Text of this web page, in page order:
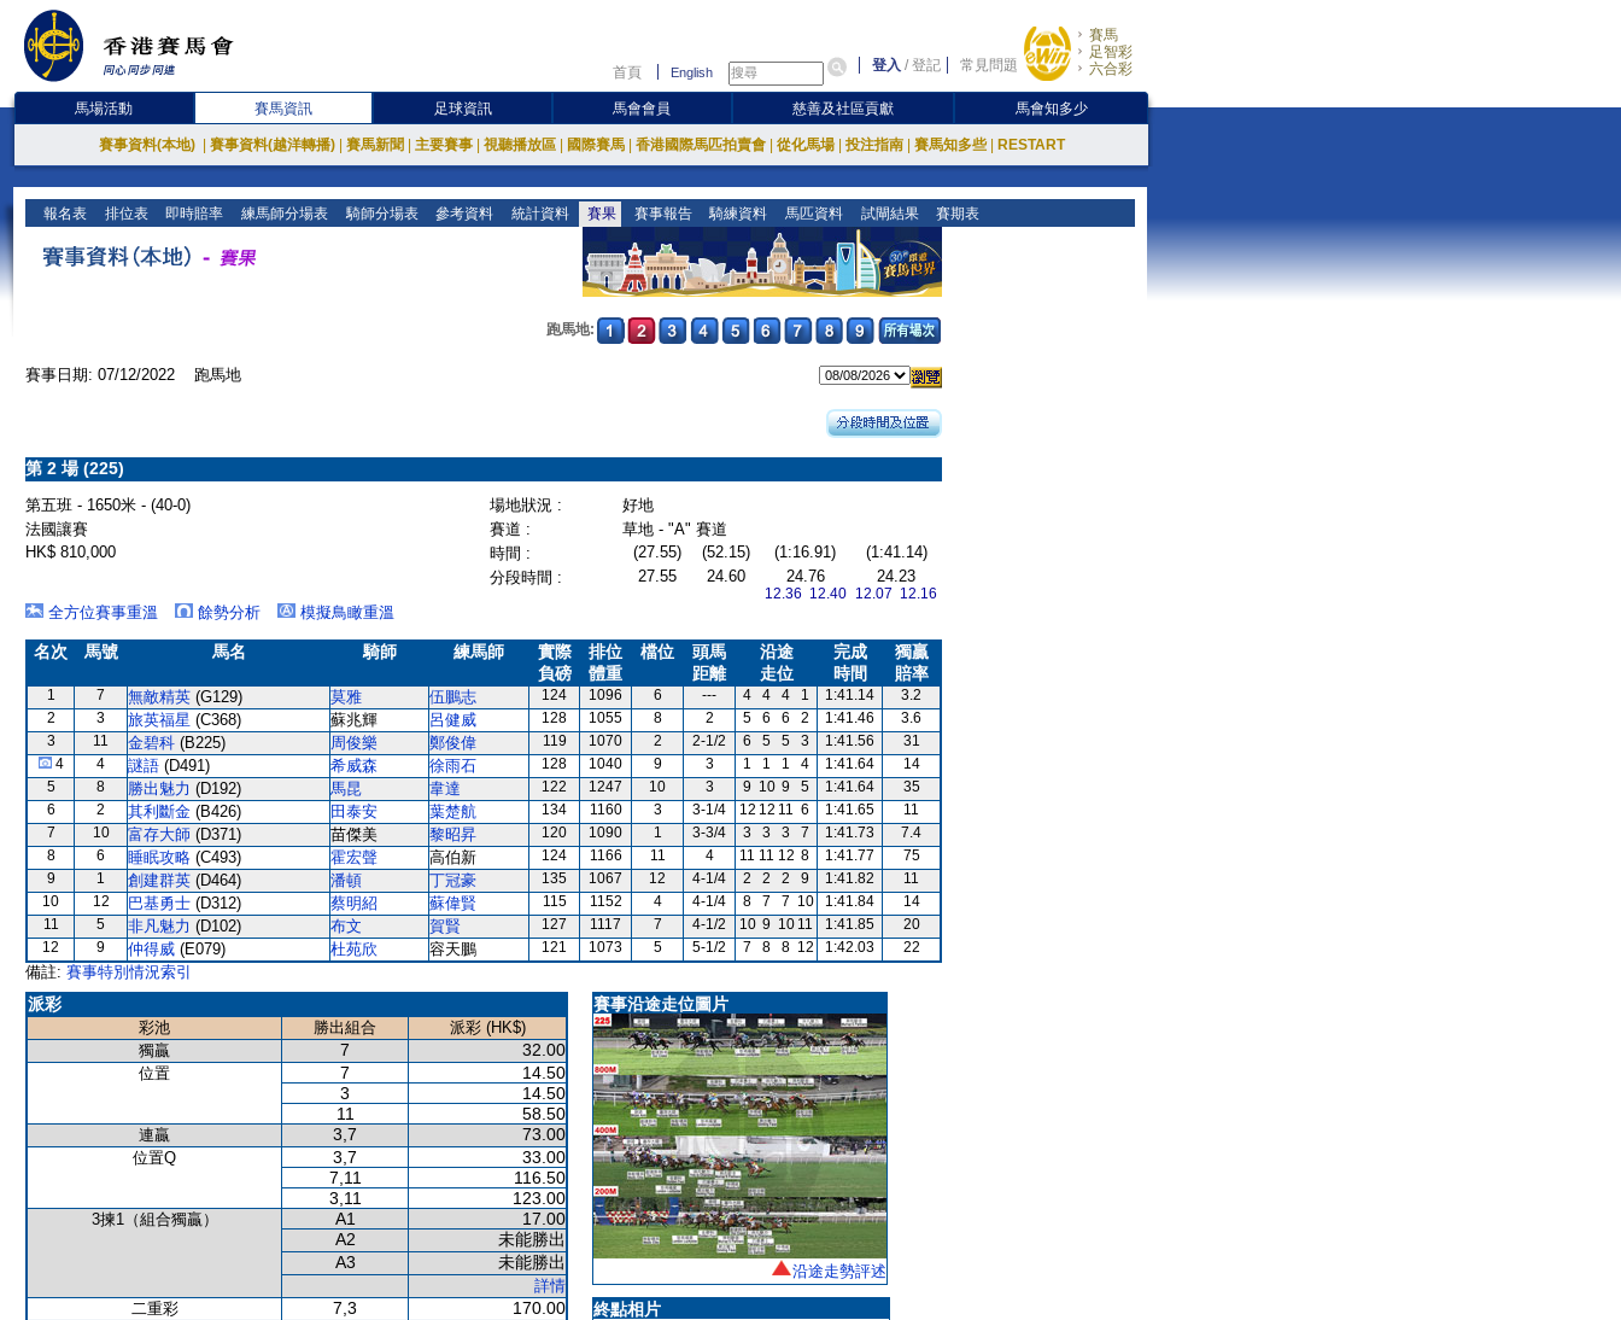
首頁 English 登入 /登記 常見問題
賽馬
足智彩
六合彩
馬場活動 賽馬資訊 足球資訊 馬會會員 慈善及社區貢獻 馬會知多少
賽事資料(本地) 賽事資料(越洋轉播) 賽馬新聞 主要賽事 視聽播放區 國際賽馬 香港國際馬匹拍賣會 從化馬場 投注指南 賽馬知多些 RESTART
報名表 排位表 即時賠率 練馬師分場表 騎師分場表 參考資料 統計資料 賽果 賽事報告 騎練資料 馬匹資料 試閘結果 賽期表
跑馬地:
賽事日期: 07/12/2022 跑馬地
第 2 場 (225)
第五班 - 1650米 - (40-0) 場地狀況 :
好地
法國讓賽
賽道 :
草地 - "A" 賽道
HK$ 810,000
時間 : (27.55) (52.15) (1:16.91)
(1:41.14)
分段時間 :
27.55 24.60 24.76
12.36 12.40
24.23
12.07 12.16
全方位賽事重溫 餘勢分析 模擬鳥瞰重溫
名次 馬號 馬名 騎師 練馬師
實際
負磅
排位
體重
檔位
頭馬
距離
沿途
走位
完成
時間
獨贏
賠率
1 7 無敵精英 (G129) 莫雅 伍鵬志 124 1096 6 --- 4 4 4 1 1:41.14
3.2
2
3 旅英福星 (C368) 蘇兆輝 呂健威 128 1055 8 2 5 6 6 2 1:41.46
3.6
3
11 金碧科 (B225) 周俊樂 鄭俊偉 119 1070 2 2-1/2 6 5 5 3 1:41.56
31
4
4 謎語 (D491) 希威森 徐雨石 128 1040 9 3 1 1 1 4 1:41.64
14
5
8 勝出魅力 (D192) 馬昆 韋達 122 1247 10 3 9 10 9 5 1:41.64
35
6
2 其利斷金 (B426) 田泰安 葉楚航 134 1160 3 3-1/4 12 12 11 6 1:41.65
11
7
10 富存大師 (D371) 苗傑美 黎昭昇 120 1090 1 3-3/4 3 3 3 7 1:41.73
7.4
8
6 睡眠攻略 (C493) 霍宏聲 高伯新 124 1166 11 4 11 11 12 8 1:41.77
75
9
1 創建群英 (D464) 潘頓 丁冠豪 135 1067 12 4-1/4 2 2 2 9 1:41.82
11
10
12 巴基勇士 (D312) 蔡明紹 蘇偉賢 115 1152 4 4-1/4 8 7 7 10 1:41.84
14
11
5 非凡魅力 (D102) 布文 賀賢 127 1117 7 4-1/2 10 9 10 11 1:41.85
20
12
9 仲得威 (E079) 杜苑欣 容天鵬 121 1073 5 5-1/2 7 8 8 12 1:42.03 22
備註: 賽事特別情況索引
派彩
彩池 勝出組合
派彩 (HK$)
獨贏
7 32.00
位置 7
14.50
3
14.50
11
58.50
連贏 3,7 73.00
位置Q 3,7
33.00
7,11
116.50
3,11
123.00
3揀1（組合獨贏） A1
17.00
A2
未能勝出
A3
未能勝出
詳情
二重彩
7,3 170.00
賽事沿途走位圖片
沿途走勢評述
終點相片